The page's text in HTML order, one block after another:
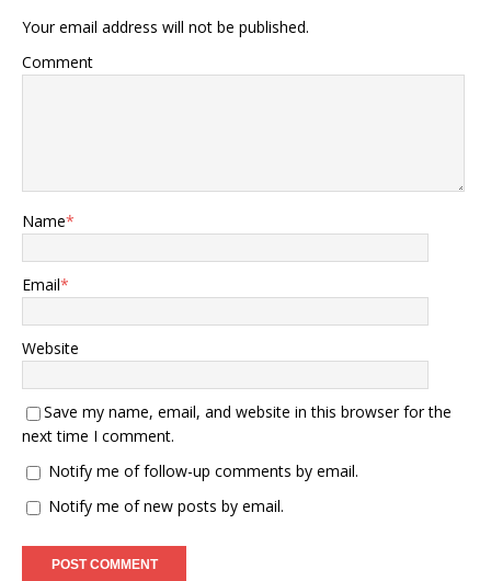
Your email address will not be published.
Comment
Name*
Email*
Website
Save my name, email, and website in this browser for the
next time I comment.
Notify me of follow-up comments by email.
Notify me of new posts by email.